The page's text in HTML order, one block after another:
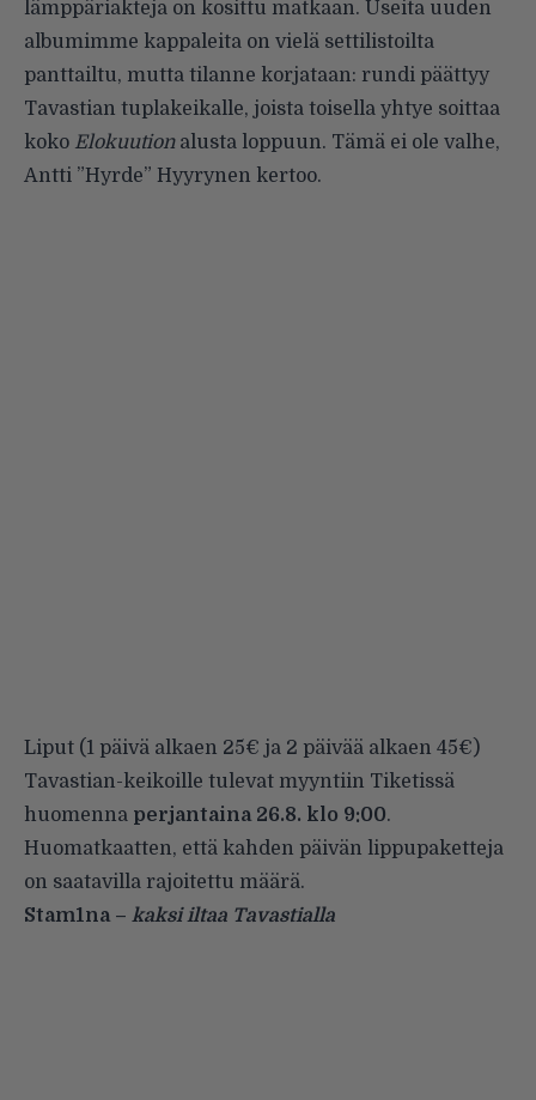
lämppäriakteja on kosittu matkaan. Useita uuden
albumimme kappaleita on vielä settilistoilta
panttailtu, mutta tilanne korjataan: rundi päättyy
Tavastian tuplakeikalle, joista toisella yhtye soittaa
koko Elokuutionalusta loppuun. Tämä ei ole valhe,
Antti ”Hyrde” Hyyrynen kertoo.
Liput (1 päivä alkaen 25€ ja 2 päivää alkaen 45€)
Tavastian-keikoille tulevat myyntiin Tiketissä
huomenna perjantaina 26.8. klo 9:00.
Huomatkaatten, että kahden päivän lippupaketteja
on saatavilla rajoitettu määrä.
Stam1na – kaksi iltaa Tavastialla